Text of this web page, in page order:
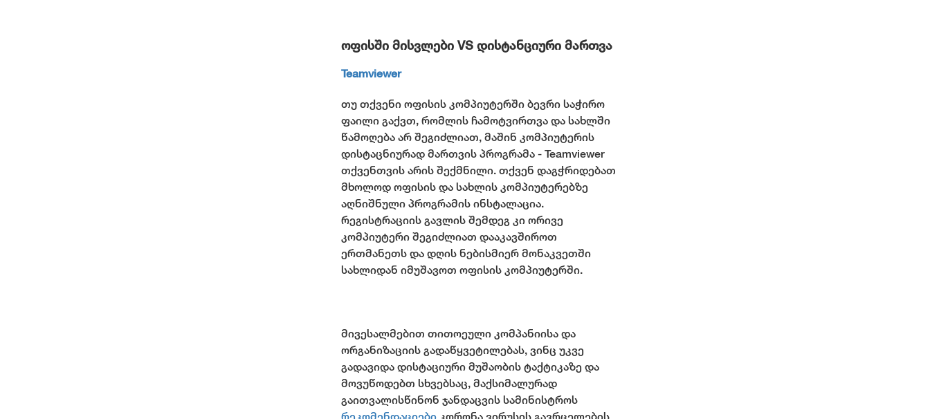
ოფისში მისვლები VS დისტანციური მართვა
Teamviewer
თუ თქვენი ოფისის კომპიუტერში ბევრი საჭირო
ფაილი გაქვთ, რომლის ჩამოტვირთვა და სახლში
წამოღება არ შეგიძლიათ, მაშინ კომპიუტერის
დისტაცნიურად მართვის პროგრამა - Teamviewer
თქვენთვის არის შექმნილი. თქვენ დაგჭრიდებათ
მხოლოდ ოფისის და სახლის კომპიუტერებზე
აღნიშნული პროგრამის ინსტალაცია.
რეგისტრაციის გავლის შემდეგ კი ორივე
კომპიუტერი შეგიძლიათ დააკავშიროთ
ერთმანეთს და დღის ნებისმიერ მონაკვეთში
სახლიდან იმუშავოთ ოფისის კომპიუტერში.
მივესალმებით თითოეული კომპანიისა და
ორგანიზაციის გადაწყვეტილებას, ვინც უკვე
გადავიდა დისტაციური მუშაობის ტაქტიკაზე და
მოვუწოდებთ სხვებსაც, მაქსიმალურად
გაითვალისწინონ ჯანდაცვის სამინისტროს